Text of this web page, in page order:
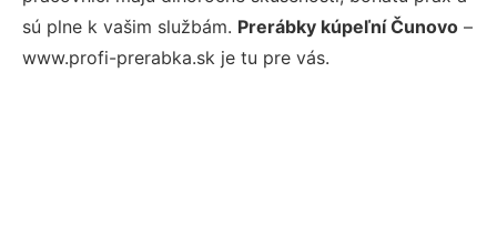
sú plne k vašim službám. Prerábky kúpeľní Čunovo –
www.profi-prerabka.sk je tu pre vás.